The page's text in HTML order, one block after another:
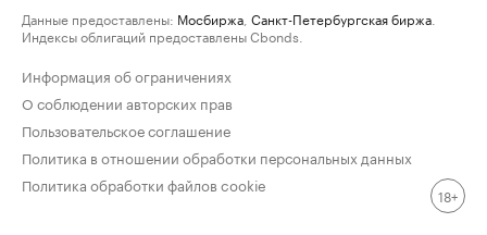
Данные предоставлены: Мосбиржа Санкт-Петербургская биржа
Индексы облигаций предоставлены Cbonds.
Информация об ограничениях
О соблюдении авторских прав
Пользовательское соглашение
Политика в отношении обработки персональных данных
Политика обработки файлов cookie
18+